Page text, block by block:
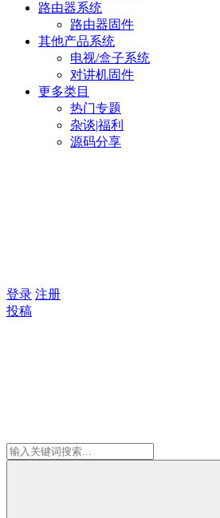
路由器系统
路由器固件
其他产品系统
电视/盒子系统
对讲机固件
更多类目
热门专题
杂谈|福利
源码分享
登录 注册
投稿